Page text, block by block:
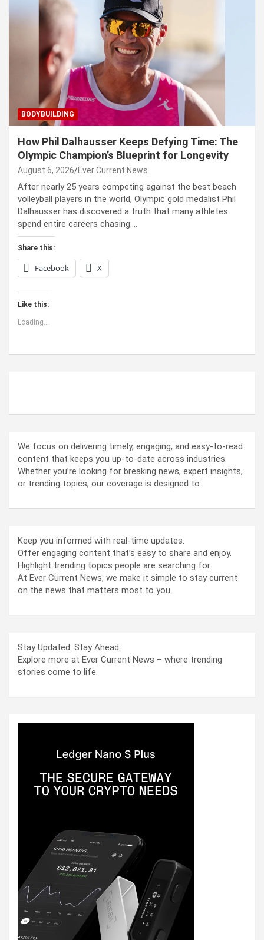
BODYBUILDING
How Phil Dalhausser Keeps Defying Time: The
Olympic Champion’s Blueprint for Longevity
August 6, 2026 Ever Current News
After nearly 25 years competing against the best beach
volleyball players in the world, Olympic gold medalist Phil
Dalhausser has discovered a truth that many athletes
spend entire careers chasing:…
Share this:
Facebook X
Like this:
Loading...
We focus on delivering timely, engaging, and easy-to-read
content that keeps you up-to-date across industries.
Whether you’re looking for breaking news, expert insights,
or trending topics, our coverage is designed to:
Keep you informed with real-time updates.
Offer engaging content that’s easy to share and enjoy.
Highlight trending topics people are searching for.
At Ever Current News, we make it simple to stay current
on the news that matters most to you.
Stay Updated. Stay Ahead.
Explore more at Ever Current News – where trending
stories come to life.